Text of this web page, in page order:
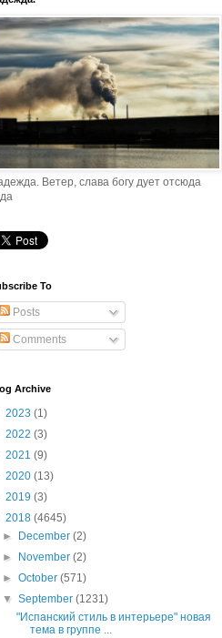
Ветер, слава богу дует отсюда
To
Posts
Comments
Archive
2023 (1)
2022 (3)
2021 (9)
2020 (13)
2019 (3)
2018 (4645)
►
December(2)
►
November(2)
►October(571)
▼September(1231)
"Испанский стиль в интерьере" новая
тема в группе ...